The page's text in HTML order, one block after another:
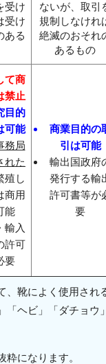
受け
受け
ある
ないが、取引
規制しなけれ
絶滅のおそれ
あるもの
て商
禁止
目的
可能
務局
れた
殖し
商用
能
輸入
許可
要
商業目的の
引は可能
輸出国政府
発行する輸
許可書等が
要
、靴によく使用され
「ヘビ」「ダチョウ
粋になります。